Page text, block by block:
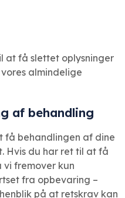
få slettet oplysninger
almindelige
af behandling
få behandlingen af dine
Hvis du har ret til at få
fremover kun
fra opbevaring –
på at retskrav kan